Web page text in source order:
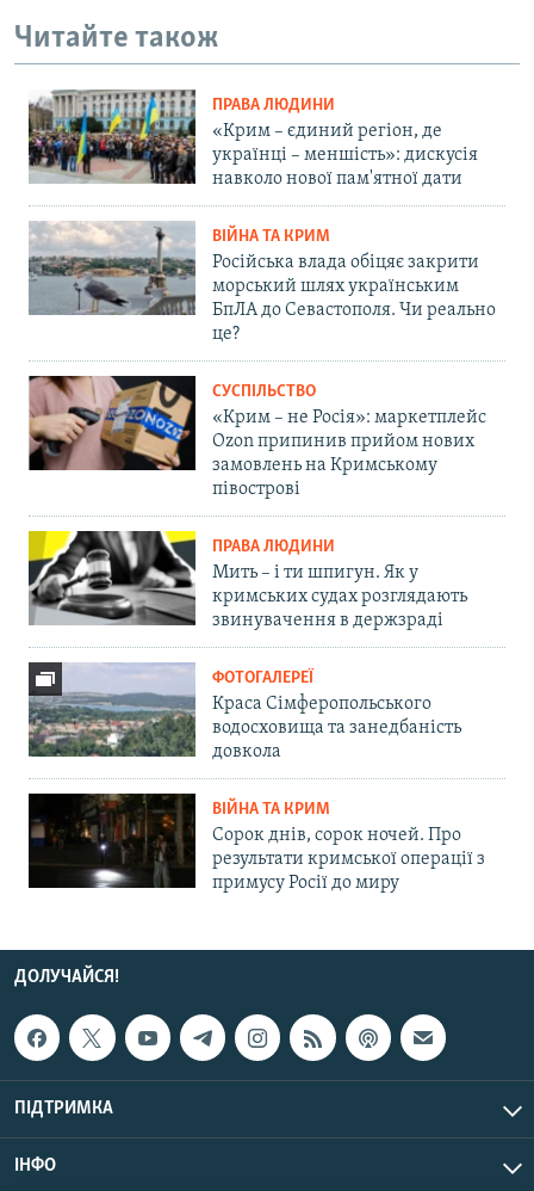
Читайте також
ПРАВА ЛЮДИНИ
«Крим – єдиний регіон, де
українці – меншість»: дискусія
навколо нової пам'ятної дати
ВІЙНА ТА КРИМ
Російська влада обіцяє закрити
морський шлях українським
БпЛА до Севастополя. Чи реально
це?
СУСПІЛЬСТВО
«Крим – не Росія»: маркетплейс
Ozon припинив прийом нових
замовлень на Кримському
півострові
ПРАВА ЛЮДИНИ
Мить – і ти шпигун. Як у
кримських судах розглядають
звинувачення в держзраді
ФОТОГАЛЕРЕЇ
Краса Сімферопольського
водосховища та занедбаність
довкола
ВІЙНА ТА КРИМ
Сорок днів, сорок ночей. Про
результати кримської операції з
примусу Росії до миру
ДОЛУЧАЙСЯ!
ПІДТРИМКА
ІНФО